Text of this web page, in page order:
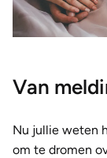
Van
Nu jullie weten
om te dromen